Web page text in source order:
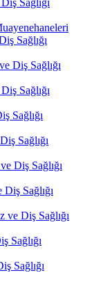
Sağlığı
Diş Sağlığı
Sağlığı
Sağlığı
Sağlığı
Diş Sağlığı
Sağlığı
ve Diş Sağlığı
Sağlığı
Sağlığı